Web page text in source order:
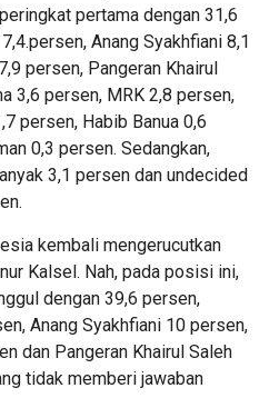
pertama dengan 31,6
Anang Syakhfiani 8,1
persen, Pangeran Khairul
3,6 persen, MRK 2,8 persen,
persen, Habib Banua 0,6
0,3 persen. Sedangkan,
3,1 persen dan undecided
kembali mengerucutkan
Kalsel. Nah, pada posisi ini,
dengan 39,6 persen,
Anang Syakhfiani 10 persen,
dan Pangeran Khairul Saleh
tidak memberi jawaban